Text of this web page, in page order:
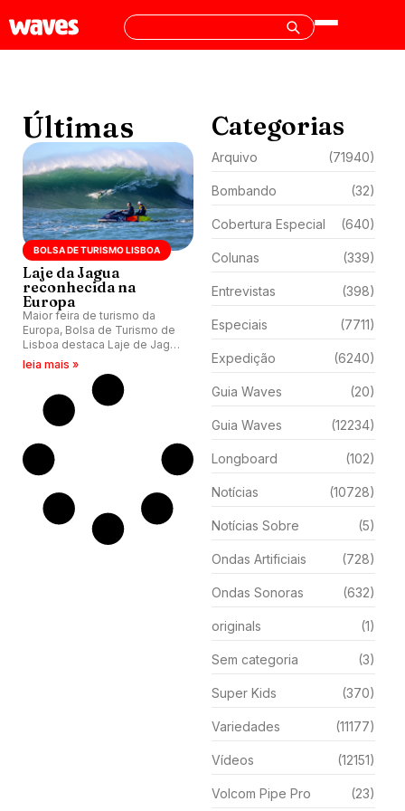
Últimas
BOLSA DE TURISMO LISBOA
Laje da Jagua
reconhecida na
Europa
Maior feira de turismo da
Europa, Bolsa de Turismo de
Lisboa destaca Laje de Jagua
e Fluss Haus Land.
leia mais »
Categorias
Arquivo (71940)
Bombando (32)
Cobertura Especial (640)
Colunas (339)
Entrevistas (398)
Especiais (7711)
Expedição (6240)
Guia Waves (20)
Guia Waves (12234)
Longboard (102)
Notícias (10728)
Notícias Sobre (5)
Ondas Artificiais (728)
Ondas Sonoras (632)
originals (1)
Sem categoria (3)
Super Kids (370)
Variedades (11177)
Vídeos (12151)
Volcom Pipe Pro (23)